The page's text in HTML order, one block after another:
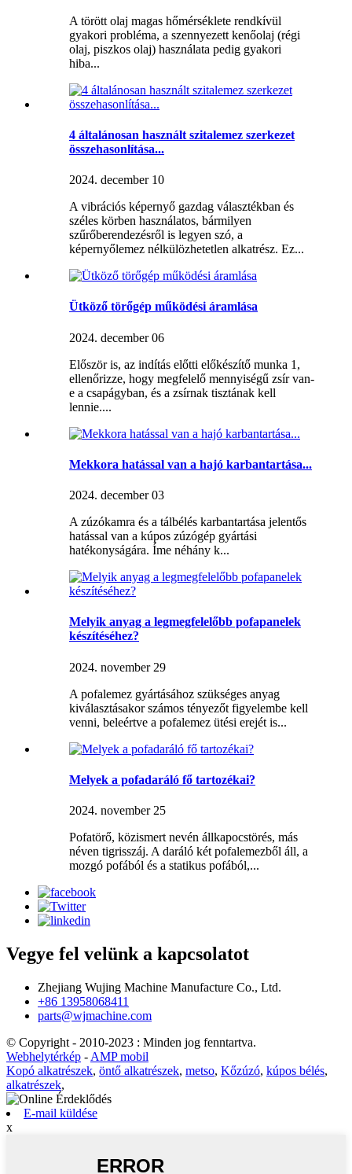
A törött olaj magas hőmérséklete rendkívül
gyakori probléma, a szennyezett kenőolaj (régi
olaj, piszkos olaj) használata pedig gyakori
hiba...
4 általánosan használt szitalemez szerkezet
összehasonlítása...
2024. december 10
A vibrációs képernyő gazdag választékban és
széles körben használatos, bármilyen
szűrőberendezésről is legyen szó, a
képernyőlemez nélkülözhetetlen alkatrész. Ez...
Ütköző törőgép működési áramlása
2024. december 06
Először is, az indítás előtti előkészítő munka 1,
ellenőrizze, hogy megfelelő mennyiségű zsír van-
e a csapágyban, és a zsírnak tisztának kell
lennie....
Mekkora hatással van a hajó karbantartása...
2024. december 03
A zúzókamra és a tálbélés karbantartása jelentős
hatással van a kúpos zúzógép gyártási
hatékonyságára. Íme néhány k...
Melyik anyag a legmegfelelőbb pofapanelek
készítéséhez?
2024. november 29
A pofalemez gyártásához szükséges anyag
kiválasztásakor számos tényezőt figyelembe kell
venni, beleértve a pofalemez ütési erejét is...
Melyek a pofadaráló fő tartozékai?
2024. november 25
Pofatörő, közismert nevén állkapocstörés, más
néven tigrisszáj. A daráló két pofalemezből áll, a
mozgó pofából és a statikus pofából,...
Vegye fel velünk a kapcsolatot
Zhejiang Wujing Machine Manufacture Co., Ltd.
+86 13958068411
parts@wjmachine.com
© Copyright - 2010-2023 : Minden jog fenntartva.
Webhelytérkép - AMP mobil
Kopó alkatrészek, öntő alkatrészek, metso, Kőzúzó, kúpos bélés,
alkatrészek,
E-mail küldése
x